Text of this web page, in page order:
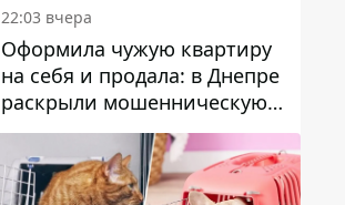
22:03 вчера
Оформила чужую квартиру
на себя и продала: в Днепре
раскрыли мошенническую
схему с недвижимостью